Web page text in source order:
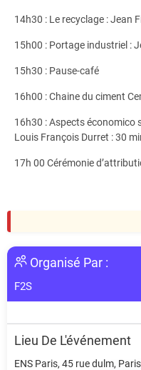
14h30 : Le recyclage : Jean
15h00 : Portage industriel :
15h30 : Pause-café
16h00 : Chaine du ciment
16h30 : Aspects économico
Louis François Durret : 30
17h 00 Cérémonie
Organisé Par :
F2S
Lieu De L'événement
ENS Paris, 45 rue dulm,